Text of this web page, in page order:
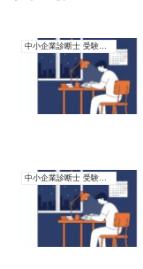
中小企業診断士 受験記録
中小企業診断士 受験記録